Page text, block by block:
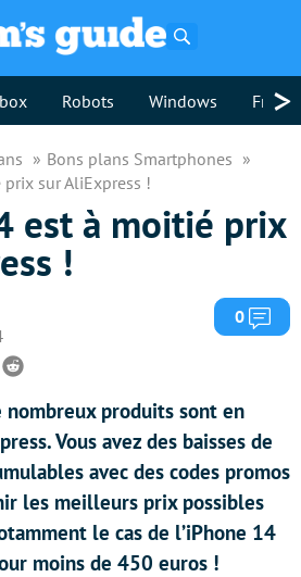
Robots Windows >
Bons plans Smartphones
prix sur AliExpress !
est à moitié prix
!
0
Reddit
nombreux produits sont en
Vous avez des baisses de
avec des codes promos
les meilleurs prix possibles
le cas de l’iPhone 14
moins de 450 euros !